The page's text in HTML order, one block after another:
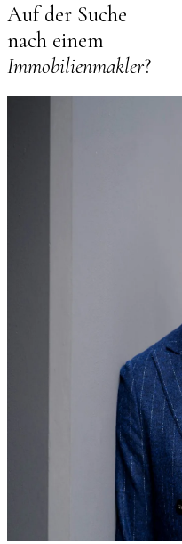
Auf der Suche
nach einem
Immobilienmakler?